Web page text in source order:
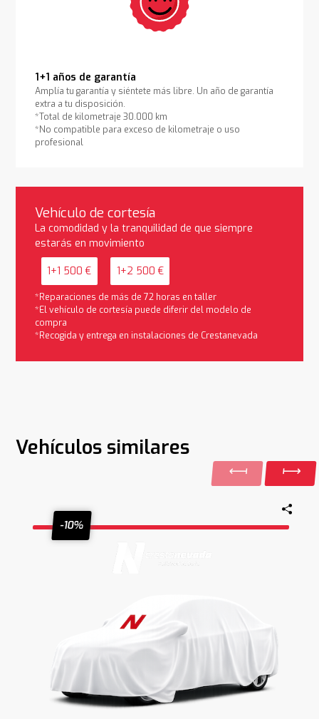
1+1 años de garantía
Amplía tu garantía y siéntete más libre. Un año de garantía
extra a tu disposición.
*Total de kilometraje 30.000 km
*No compatible para exceso de kilometraje o uso
profesional
Vehículo de cortesía
La comodidad y la tranquilidad de que siempre
estarás en movimiento
1+1 500 € 1+2 500 €
*Reparaciones de más de 72 horas en taller
*El vehículo de cortesía puede diferir del modelo de
compra
*Recogida y entrega en instalaciones de Crestanevada
Vehículos similares
-10%